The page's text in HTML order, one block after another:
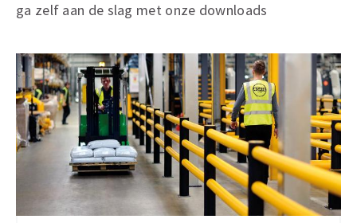
ga zelf aan de slag met onze downloads